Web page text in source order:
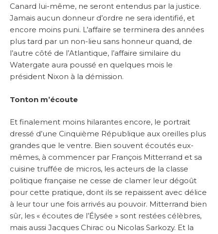
Canard lui-même, ne seront entendus par la justice.
Jamais aucun donneur d’ordre ne sera identifié, et
encore moins puni. L’affaire se terminera des années
plus tard par un non-lieu sans honneur quand, de
l’autre côté de l’Atlantique, l’affaire similaire du
Watergate aura poussé en quelques mois le
président Nixon à la démission.
Tonton m’écoute
Et finalement moins hilarantes encore, le portrait
dressé d’une Cinquième République aux oreilles plus
grandes que le ventre. Bien souvent écoutés eux-
mêmes, à commencer par François Mitterrand et sa
cuisine truffée de micros, les acteurs de la classe
politique française ne cesse de clamer leur dégoût
pour cette pratique, dont ils se repaissent avec délice
à leur tour une fois arrivés au pouvoir. Mitterrand bien
sûr, les « écoutes de l’Élysée » sont restées célèbres,
mais aussi Jacques Chirac ou Nicolas Sarkozy. Et la